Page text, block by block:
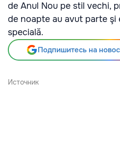
de Anul Nou pe stil vechi,
de noapte au avut parte şi
specială.
Подпишитесь на
Источник